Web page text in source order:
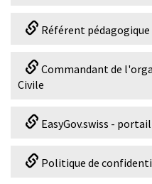
Référent pédagogique
Commandant de
Civile
EasyGov.swiss -
Politique de